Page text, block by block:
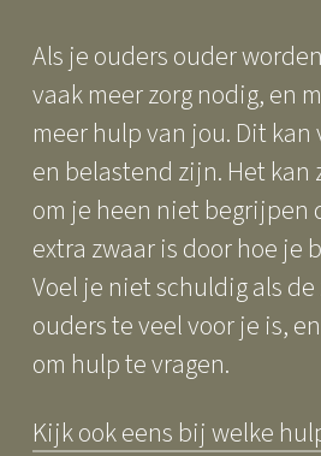
Als je ouders ouder
vaak meer zorg nodig, en
meer hulp van jou. Dit kan
en belastend zijn. Het kan
om je heen niet begrijpen
extra zwaar is door hoe je
Voel je niet schuldig als de
ouders te veel voor je is,
om hulp te vragen.
Kijk ook eens bij welke